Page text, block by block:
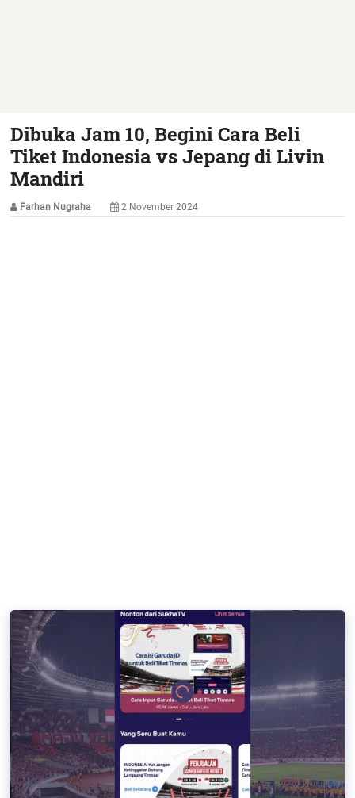
Dibuka Jam 10, Begini Cara Beli
Tiket Indonesia vs Jepang di Livin
Mandiri
Farhan Nugraha 2 November 2024